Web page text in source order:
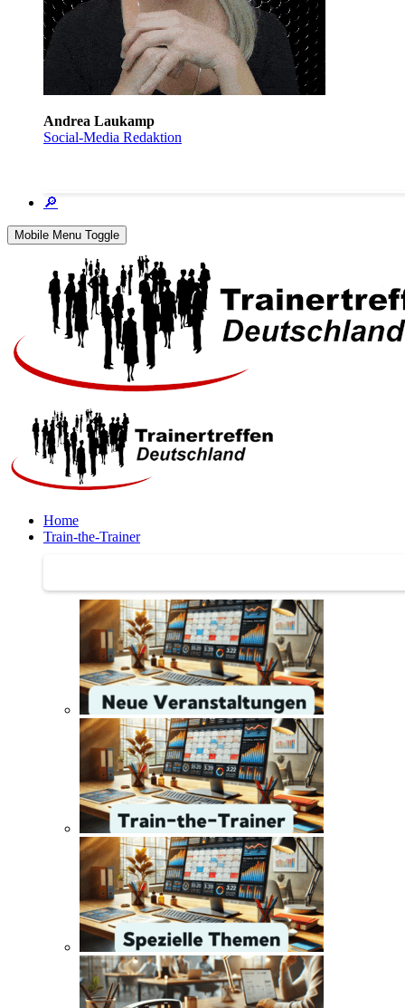
Andrea Laukamp
Social-Media Redaktion
🔎
Mobile Menu Toggle
Home
Train-the-Trainer